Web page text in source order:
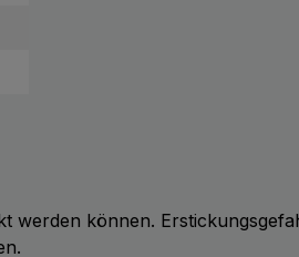
werden können.